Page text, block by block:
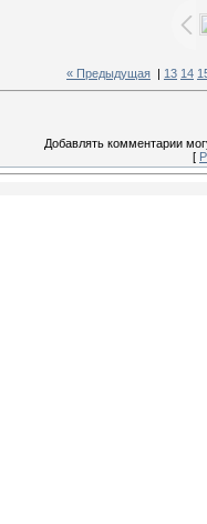
« Предыдущая 13 14
Добавлять комментарии
[